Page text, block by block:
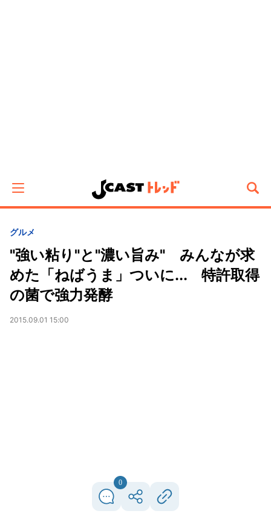
グルメ
"強い粘り"と"濃い旨み" みんなが求
めた「ねばうま」ついに... 特許取得
の菌で強力発酵
2015.09.01 15:00
0